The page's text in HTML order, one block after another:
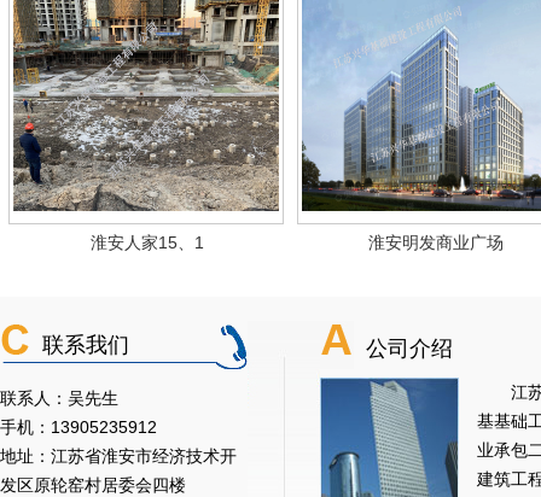
淮安人家15、1 淮安明发商业广场
联系我们
联系人：吴先生
手机：13905235912
地址：江苏省淮安市经济技术开
发区原轮窑村居委会四楼
公司介绍
江苏
基基础
业承包
建筑工